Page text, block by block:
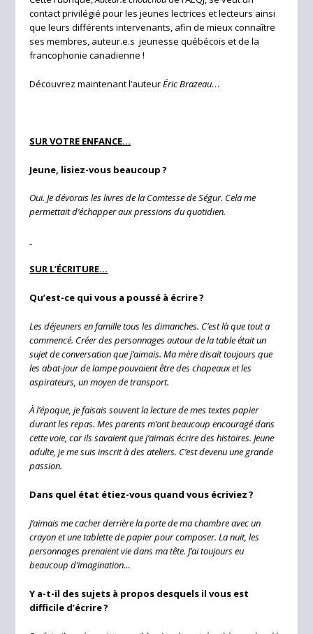
contact privilégié pour les jeunes lectrices et lecteurs ainsi
que leurs différents intervenants, afin de mieux connaître
ses membres, auteur.e.s jeunesse québécois et de la
francophonie canadienne !
Découvrez maintenant l’auteurÉric Brazeau…
SUR VOTRE ENFANCE…
Jeune, lisiez-vous beaucoup ?
Oui. Je dévorais les livres de la Comtesse de Ségur. Cela me
permettait d’échapper aux pressions du quotidien.
SUR L’ÉCRITURE…
Qu’est-ce qui vous a poussé à écrire ?
Les déjeuners en famille tous les dimanches. C’est là que tout a
commencé. Créer des personnages autour de la table était un
sujet de conversation que j’aimais. Ma mère disait toujours que
les abat-jour de lampe pouvaient être des chapeaux et les
aspirateurs, un moyen de transport.
À l’époque, je faisais souvent la lecture de mes textes papier
durant les repas. Mes parents m’ont beaucoup encouragé dans
cette voie, car ils savaient que j’aimais écrire des histoires. Jeune
adulte, je me suis inscrit à des ateliers. C’est devenu une grande
passion.
Dans quel état étiez-vous quand vous écriviez ?
J’aimais me cacher derrière la porte de ma chambre avec un
crayon et une tablette de papier pour composer. La nuit, les
personnages prenaient vie dans ma tête. J’ai toujours eu
beaucoup d’imagination…
Y a-t-il des sujets à propos desquels il vous est
difficile d’écrire ?